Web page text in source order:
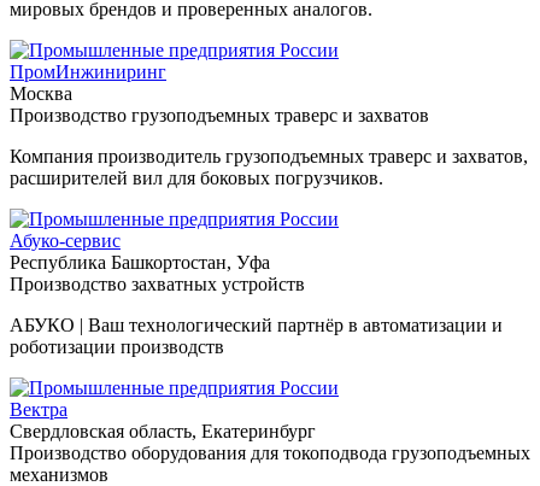
мировых брендов и проверенных аналогов.
ПромИнжиниринг
Москва
Производство грузоподъемных траверс и захватов
Компания производитель грузоподъемных траверс и захватов,
расширителей вил для боковых погрузчиков.
Абуко-сервис
Республика Башкортостан, Уфа
Производство захватных устройств
АБУКО | Ваш технологический партнёр в автоматизации и
роботизации производств
Вектра
Свердловская область, Екатеринбург
Производство оборудования для токоподвода грузоподъемных
механизмов